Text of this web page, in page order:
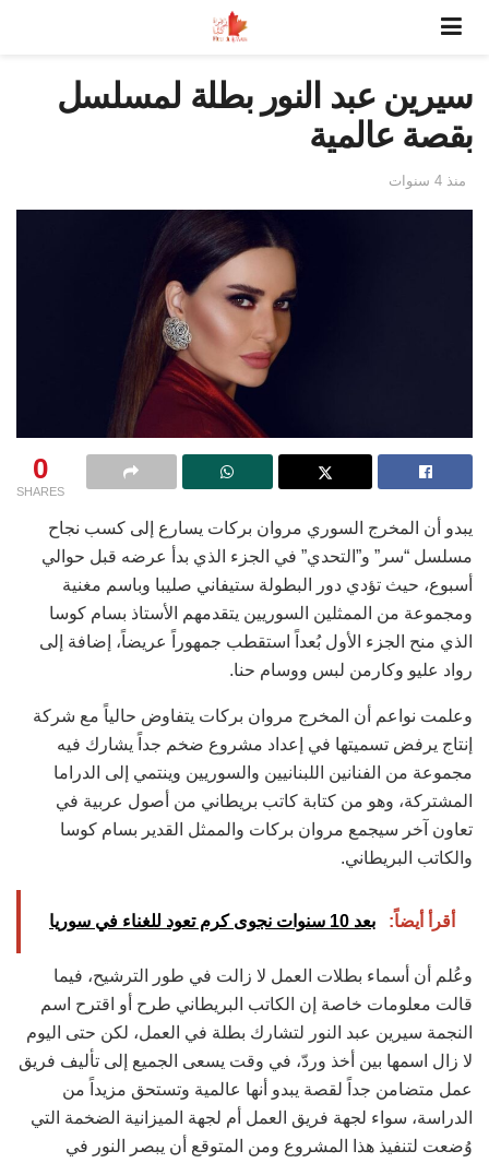
سيرين عبد النور بطلة لمسلسل
بقصة عالمية
منذ 4 سنوات
0
SHARES
يبدو أن المخرج السوري مروان بركات يسارع إلى كسب نجاح
مسلسل “سر” و”التحدي” في الجزء الذي بدأ عرضه قبل حوالي
أسبوع، حيث تؤدي دور البطولة ستيفاني صليبا وباسم مغنية
ومجموعة من الممثلين السوريين يتقدمهم الأستاذ بسام كوسا
الذي منح الجزء الأول بُعداً استقطب جمهوراً عريضاً، إضافة إلى
رواد عليو وكارمن لبس ووسام حنا.
وعلمت نواعم أن المخرج مروان بركات يتفاوض حالياً مع شركة
إنتاج يرفض تسميتها في إعداد مشروع ضخم جداً يشارك فيه
مجموعة من الفنانين اللبنانيين والسوريين وينتمي إلى الدراما
المشتركة، وهو من كتابة كاتب بريطاني من أصول عربية في
تعاون آخر سيجمع مروان بركات والممثل القدير بسام كوسا
والكاتب البريطاني.
أقرأ أيضاً: بعد 10 سنوات نجوى كرم تعود للغناء في سوريا
وعُلم أن أسماء بطلات العمل لا زالت في طور الترشيح، فيما
قالت معلومات خاصة إن الكاتب البريطاني طرح أو اقترح اسم
النجمة سيرين عبد النور لتشارك بطلة في العمل، لكن حتى اليوم
لا زال اسمها بين أخذ وردّ، في وقت يسعى الجميع إلى تأليف فريق
عمل متضامن جداً لقصة يبدو أنها عالمية وتستحق مزيداً من
الدراسة، سواء لجهة فريق العمل أم لجهة الميزانية الضخمة التي
وُضعت لتنفيذ هذا المشروع ومن المتوقع أن يبصر النور في